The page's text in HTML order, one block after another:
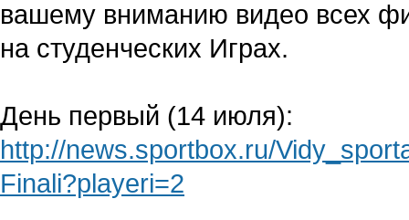
вашему вниманию видео всех
на студенческих Играх.
День первый (14 июля):
http://news.sportbox.ru/
Finali?playeri=2